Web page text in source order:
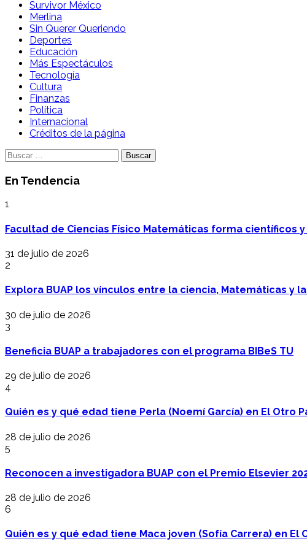
Survivor México
Merlina
Sin Querer Queriendo
Deportes
Educación
Más Espectáculos
Tecnología
Cultura
Finanzas
Política
Internacional
Créditos de la página
Buscar:
En Tendencia
1
Facultad de Ciencias Físico Matemáticas forma científicos
31 de julio de 2026
2
Explora BUAP los vínculos entre la ciencia, Matemáticas y
30 de julio de 2026
3
Beneficia BUAP a trabajadores con el programa BIBeS TU
29 de julio de 2026
4
Quién es y qué edad tiene Perla (Noemí García) en El Otro
28 de julio de 2026
5
Reconocen a investigadora BUAP con el Premio Elsevier
28 de julio de 2026
6
Quién es y qué edad tiene Maca joven (Sofía Carrera) en El